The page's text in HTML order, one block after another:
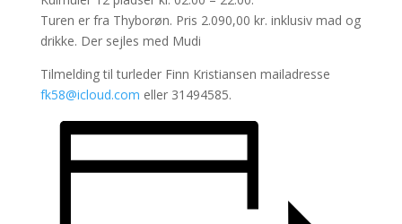
Turen er fra Thyborøn. Pris 2.090,00 kr. inklusiv mad og
drikke. Der sejles med Mudi
Tilmelding til turleder Finn Kristiansen mailadresse
fk58@icloud.com eller 31494585.